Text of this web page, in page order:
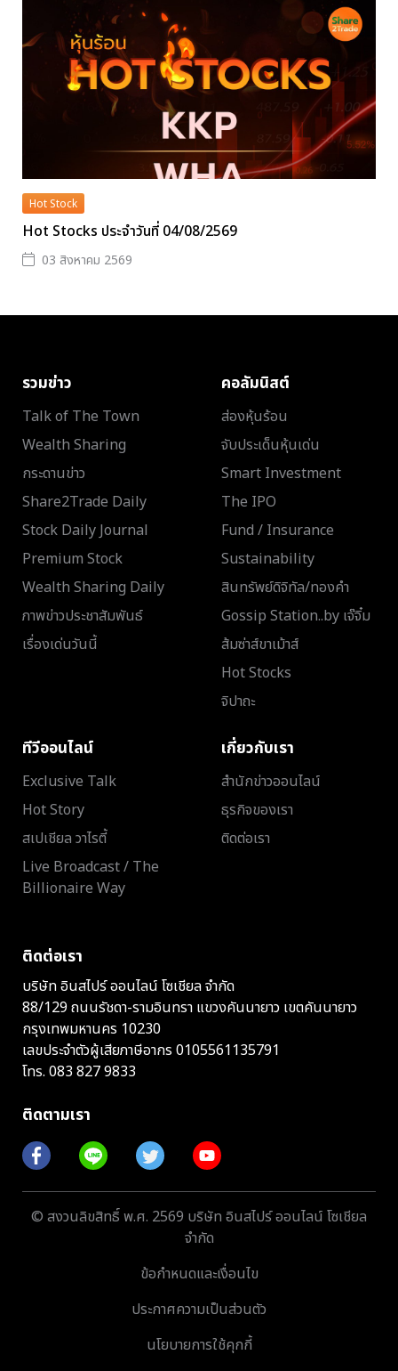
Hot Stock
Hot Stocks ประจำวันที่ 04/08/2569
03 สิงหาคม 2569
รวมข่าว
Talk of The Town
Wealth Sharing
กระดานข่าว
Share2Trade Daily
Stock Daily Journal
Premium Stock
Wealth Sharing Daily
ภาพข่าวประชาสัมพันธ์
เรื่องเด่นวันนี้
คอลัมนิสต์
ส่องหุ้นร้อน
จับประเด็นหุ้นเด่น
Smart Investment
The IPO
Fund / Insurance
Sustainability
สินทรัพย์ดิจิทัล/ทองคำ
Gossip Station..by เจ๊จิ๋ม
ส้มซ่าส์ขาเม้าส์
Hot Stocks
จิปาถะ
ทีวีออนไลน์
Exclusive Talk
Hot Story
สเปเชียล วาไรตี้
Live Broadcast / The
Billionaire Way
เกี่ยวกับเรา
สำนักข่าวออนไลน์
ธุรกิจของเรา
ติดต่อเรา
ติดต่อเรา
บริษัท อินสไปร์ ออนไลน์ โซเชียล จำกัด
88/129 ถนนรัชดา-รามอินทรา แขวงคันนายาว เขตคันนายาว
กรุงเทพมหานคร 10230
เลขประจำตัวผู้เสียภาษีอากร 0105561135791
โทร. 083 827 9833
ติดตามเรา
© สงวนลิขสิทธิ์ พ.ศ. 2569 บริษัท อินสไปร์ ออนไลน์ โซเชียล
จำกัด
ข้อกำหนดและเงื่อนไข
ประกาศความเป็นส่วนตัว
นโยบายการใช้คุกกี้